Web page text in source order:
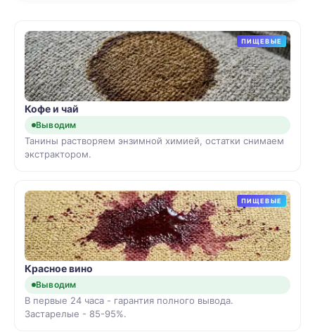
ПИЩЕВЫЕ
Кофе и чай
Выводим
Танины растворяем энзимной химией, остатки снимаем
экстрактором.
ПИЩЕВЫЕ
Красное вино
Выводим
В первые 24 часа - гарантия полного вывода.
Застарелые - 85-95%.